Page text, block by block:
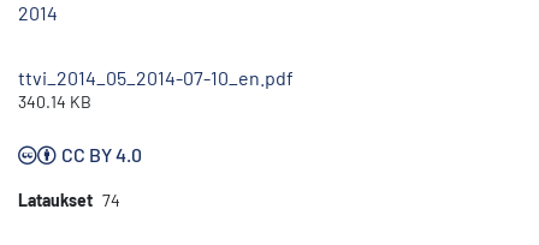
2014
ttvi_2014_05_2014-07-10_en.pdf
340.14 KB
CC BY 4.0
Lataukset 74